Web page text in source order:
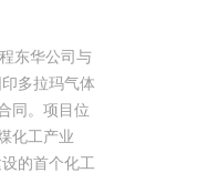
东华公司与
多拉玛气体
同。项目位
化工产业
的首个化工